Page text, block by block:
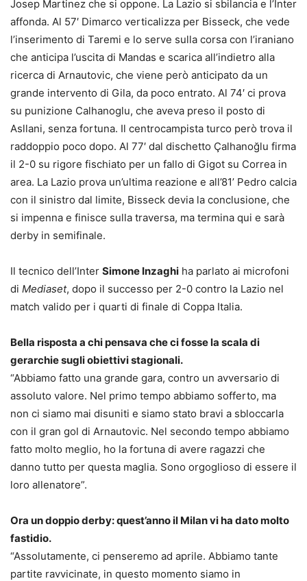
Josep Martinez che si oppone. La Lazio si sbilancia e l’Inter
affonda. Al 57′ Dimarco verticalizza per Bisseck, che vede
l’inserimento di Taremi e lo serve sulla corsa con l’iraniano
che anticipa l’uscita di Mandas e scarica all’indietro alla
ricerca di Arnautovic, che viene però anticipato da un
grande intervento di Gila, da poco entrato. Al 74′ ci prova
su punizione Calhanoglu, che aveva preso il posto di
Asllani, senza fortuna. Il centrocampista turco però trova il
raddoppio poco dopo. Al 77′ dal dischetto Çalhanoğlu firma
il 2-0 su rigore fischiato per un fallo di Gigot su Correa in
area. La Lazio prova un’ultima reazione e all’81’ Pedro calcia
con il sinistro dal limite, Bisseck devia la conclusione, che
si impenna e finisce sulla traversa, ma termina qui e sarà
derby in semifinale.
Il tecnico dell’Inter Simone Inzaghi ha parlato ai microfoni
di Mediaset, dopo il successo per 2-0 contro la Lazio nel
match valido per i quarti di finale di Coppa Italia.
Bella risposta a chi pensava che ci fosse la scala di
gerarchie sugli obiettivi stagionali.
“Abbiamo fatto una grande gara, contro un avversario di
assoluto valore. Nel primo tempo abbiamo sofferto, ma
non ci siamo mai disuniti e siamo stato bravi a sbloccarla
con il gran gol di Arnautovic. Nel secondo tempo abbiamo
fatto molto meglio, ho la fortuna di avere ragazzi che
danno tutto per questa maglia. Sono orgoglioso di essere il
loro allenatore”.
Ora un doppio derby: quest’anno il Milan vi ha dato molto
fastidio.
“Assolutamente, ci penseremo ad aprile. Abbiamo tante
partite ravvicinate, in questo momento siamo in